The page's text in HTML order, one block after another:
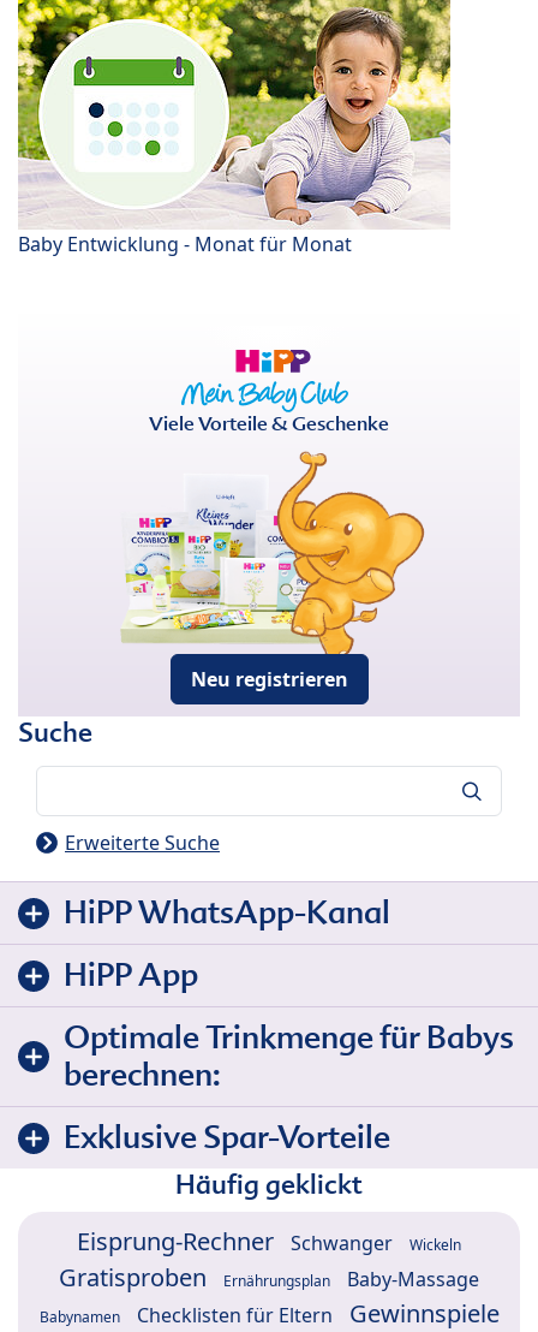
Baby Entwicklung - Monat für Monat
Viele Vorteile & Geschenke
Neu registrieren
Suche
Erweiterte Suche
HiPP WhatsApp-Kanal
HiPP App
Optimale Trinkmenge für Babys
berechnen:
Exklusive Spar-Vorteile
Häufig geklickt
Eisprung-Rechner Schwanger Wickeln
Gratisproben Ernährungsplan Baby-Massage
Babynamen Checklisten für Eltern
Gewinnspiele